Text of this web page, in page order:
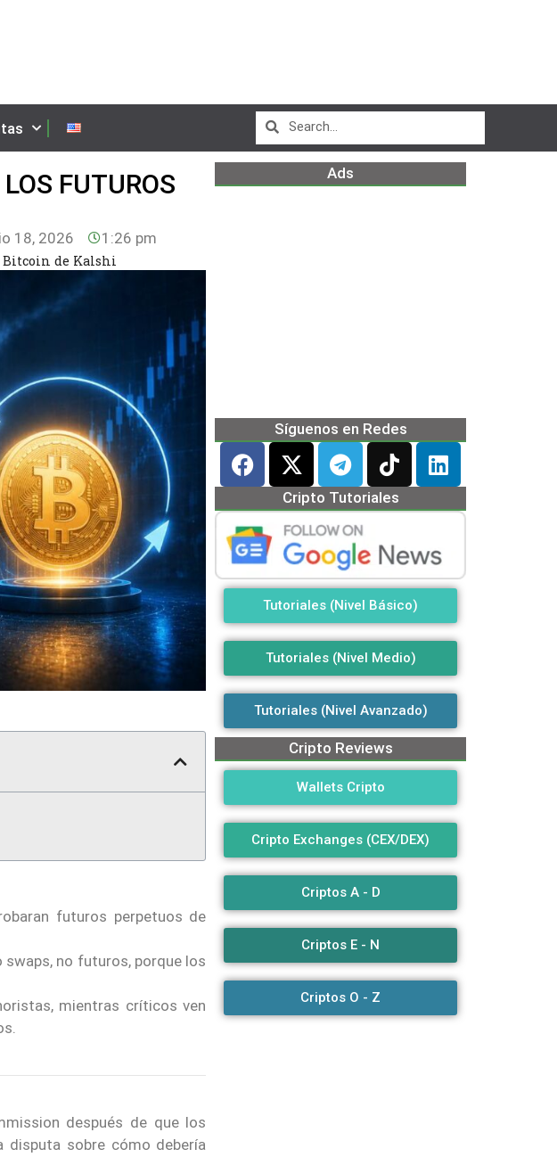
FUTUROS
18, 2026 1:26 pm
Bitcoin de Kalshi
futuros perpetuos de
no futuros, porque los
mientras críticos ven
después de que los
disputa sobre cómo debería
Ads
Síguenos en Redes
Cripto Tutoriales
Tutoriales (Nivel Básico)
Tutoriales (Nivel Medio)
Tutoriales (Nivel Avanzado)
Cripto Reviews
Wallets Cripto
Cripto Exchanges (CEX/DEX)
Criptos A - D
Criptos E - N
Criptos O - Z